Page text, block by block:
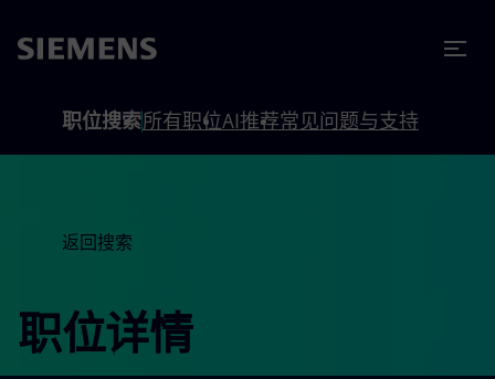
职位搜索所有职位AI推荐常见问题与支持
返回搜索
职位详情